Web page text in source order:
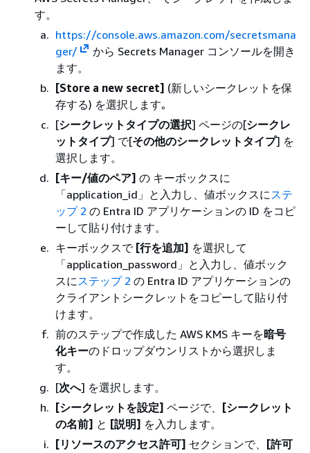
す。
https://console.aws.amazon.com/secretsmana
ger/
から Secrets Manager コンソールを開き
ます。
[Store a new secret] (新しいシークレットを保
存する) を選択します｡
[シークレットタイプの選択] ページの[シークレ
ットタイプ] で[その他のシークレットタイプ] を
選択します。
[キー/値のペア] の キーボックスに
「application_id」と入力し、値ボックスにステ
ップ 2 の Entra ID アプリケーションの ID をコピ
ーして貼り付けます。
キーボックスで [行を追加] を選択して
「application_password」と入力し、値ボック
スにステップ 2 の Entra ID アプリケーションの
クライアントシークレットをコピーして貼り付
けます。
前のステップで作成した AWS KMS キーを暗号
化キーのドロップダウンリストから選択しま
す。
[次へ] を選択します。
[シークレットを設定] ページで、
[シークレット
の名前] と [説明] を入力します。
[リソースのアクセス許可] セクションで、
[許可